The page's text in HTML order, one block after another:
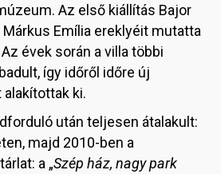
Az első kiállítás Bajor
Márkus Emília ereklyéit mutatta
évek során a villa többi
így időről időre új
ki.
után teljesen átalakult:
majd 2010-ben a
a „Szép ház, nagy park